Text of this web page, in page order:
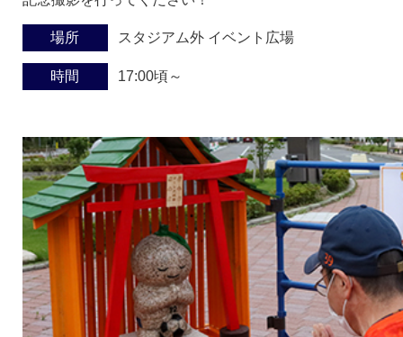
場所 スタジアム外 イベント広場
時間 17:00頃～